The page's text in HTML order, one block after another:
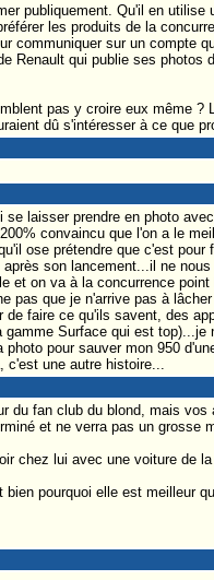
publiquement. Qu'il en utilise
les produits de la
communiquer sur un compte
Renault qui publie ses photos
pas y croire eux même ?
dû s'intéresser à ce que
laisser prendre en photo
convaincu que l'on a le
ose prétendre que c'est pour
son lancement...il ne
et on va à la concurrence point
pas que je n'arrive pas à
faire ce qu'ils savent, des
Surface qui est top)...je
pour sauver mon 950
une autre histoire...
du fan club du blond, mais vos
et ne verra pas un grosse
chez lui avec une voiture de
pourquoi elle est meilleur